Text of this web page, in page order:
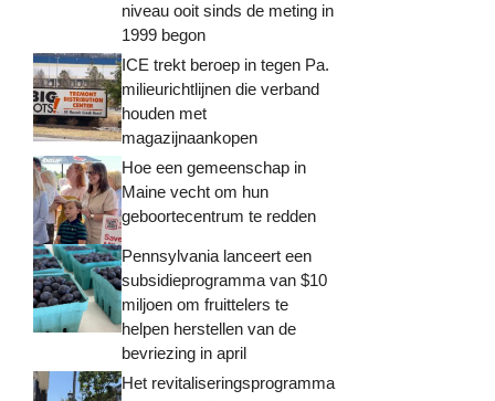
niveau ooit sinds de meting in
1999 begon
ICE trekt beroep in tegen Pa.
milieurichtlijnen die verband
houden met
magazijnaankopen
Hoe een gemeenschap in
Maine vecht om hun
geboortecentrum te redden
Pennsylvania lanceert een
subsidieprogramma van $10
miljoen om fruittelers te
helpen herstellen van de
bevriezing in april
Het revitaliseringsprogramma